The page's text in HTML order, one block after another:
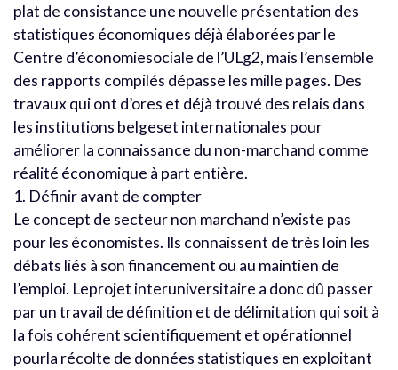
plat de consistance une nouvelle présentation des
statistiques économiques déjà élaborées par le
Centre d’économiesociale de l’ULg2, mais l’ensemble
des rapports compilés dépasse les mille pages. Des
travaux qui ont d’ores et déjà trouvé des relais dans
les institutions belgeset internationales pour
améliorer la connaissance du non-marchand comme
réalité économique à part entière.
1. Définir avant de compter
Le concept de secteur non marchand n’existe pas
pour les économistes. Ils connaissent de très loin les
débats liés à son financement ou au maintien de
l’emploi. Leprojet interuniversitaire a donc dû passer
par un travail de définition et de délimitation qui soit à
la fois cohérent scientifiquement et opérationnel
pourla récolte de données statistiques en exploitant